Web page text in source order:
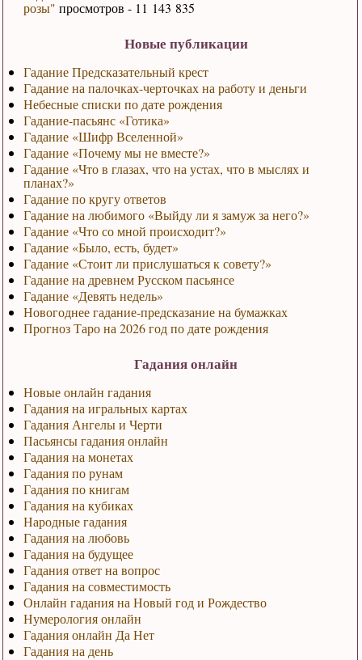
розы" просмотров - 11 143 835
Новые публикации
Гадание Предсказательный крест
Гадание на палочках-черточках на работу и деньги
Небесные списки по дате рождения
Гадание-пасьянс «Готика»
Гадание «Шифр Вселенной»
Гадание «Почему мы не вместе?»
Гадание «Что в глазах, что на устах, что в мыслях и
планах?»
Гадание по кругу ответов
Гадание на любимого «Выйду ли я замуж за него?»
Гадание «Что со мной происходит?»
Гадание «Было, есть, будет»
Гадание «Стоит ли прислушаться к совету?»
Гадание на древнем Русском пасьянсе
Гадание «Девять недель»
Новогоднее гадание-предсказание на бумажках
Прогноз Таро на 2026 год по дате рождения
Гадания онлайн
Новые онлайн гадания
Гадания на игральных картах
Гадания Ангелы и Черти
Пасьянсы гадания онлайн
Гадания на монетах
Гадания по рунам
Гадания по книгам
Гадания на кубиках
Народные гадания
Гадания на любовь
Гадания на будущее
Гадания ответ на вопрос
Гадания на совместимость
Онлайн гадания на Новый год и Рождество
Нумерология онлайн
Гадания онлайн Да Нет
Гадания на день